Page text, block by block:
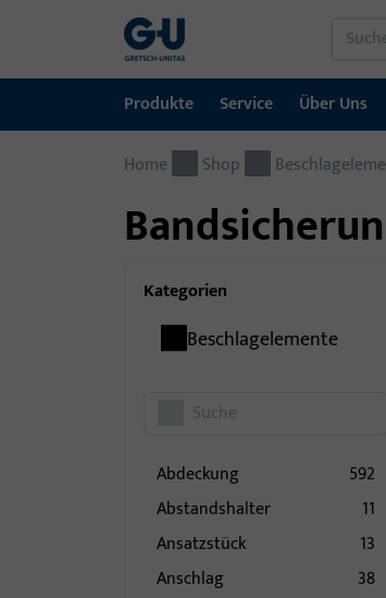
Produkte
Produkte
Fenstertechnik
Automatische Eingangsysteme
Montagematerial
Service
Service
Downloadportal
Über Uns
Über Uns
GU-Gruppe weltweit
Karriere
Jobportal
Referenzen
Kontakt
Home Shop
Kategorien
Beschlagelemente
Abdeckung
592
Abstandshalter
11
Ansatzstück
13
Anschlag
38